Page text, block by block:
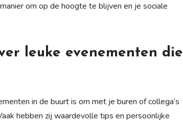
om op de hoogte te blijven en je sociale
leuke evenementen die
in de buurt is om met je buren of collega’s
hebben zij waardevolle tips en persoonlijke